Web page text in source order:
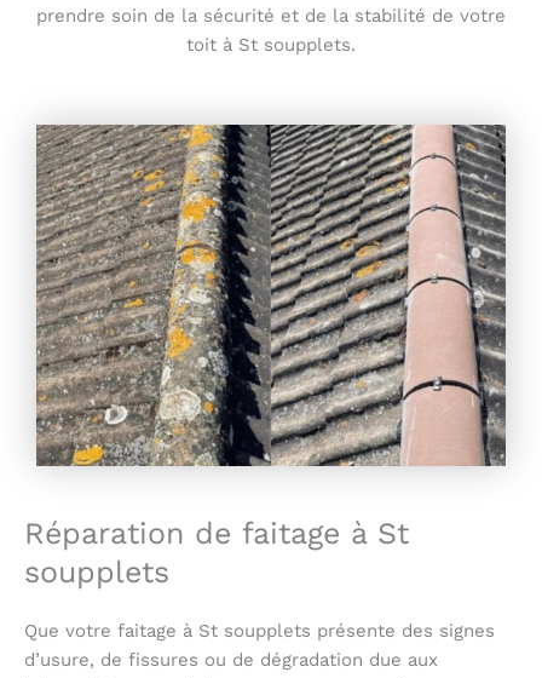
prendre soin de la sécurité et de la stabilité de votre
toit à St soupplets.
Réparation de faitage à St
soupplets
Que votre faitage à St soupplets présente des signes
d’usure, de fissures ou de dégradation due aux